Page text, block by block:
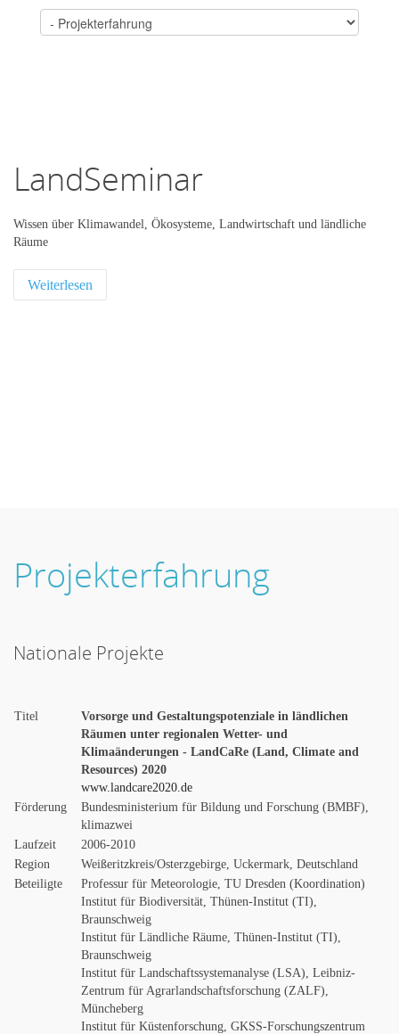
LandSeminar
Wissen über Klimawandel, Ökosysteme, Landwirtschaft und ländliche
Räume
Weiterlesen
Projekterfahrung
Nationale Projekte
Titel
Vorsorge und Gestaltungspotenziale in ländlichen
Räumen unter regionalen Wetter- und
Klimaänderungen - LandCaRe (Land, Climate and
Resources) 2020
www.landcare2020.de
Förderung
Bundesministerium für Bildung und Forschung (BMBF),
klimazwei
Laufzeit
2006-2010
Region
Weißeritzkreis/Osterzgebirge, Uckermark, Deutschland
Beteiligte
Professur für Meteorologie, TU Dresden (Koordination)
Institut für Biodiversität, Thünen-Institut (TI),
Braunschweig
Institut für Ländliche Räume, Thünen-Institut (TI),
Braunschweig
Institut für Landschaftssystemanalyse (LSA), Leibniz-
Zentrum für Agrarlandschafts­forschung (ZALF),
Müncheberg
Institut für Küstenforschung, GKSS-Forschungszentrum